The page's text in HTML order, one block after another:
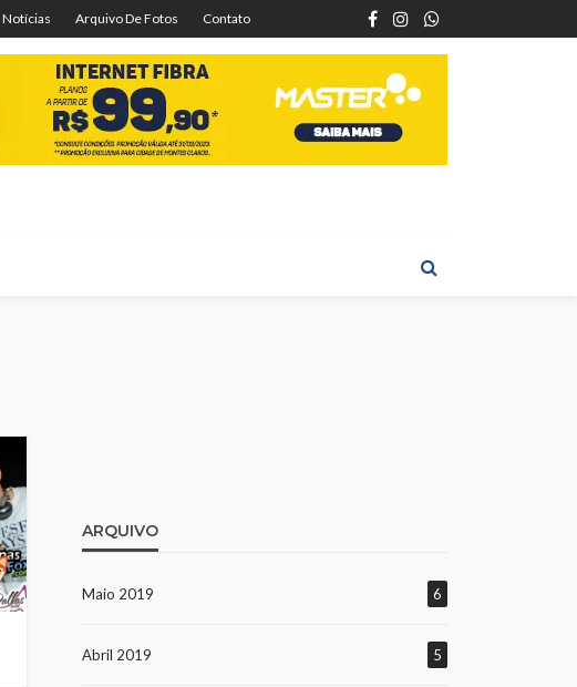
Notícias Arquivo De Fotos Contato
ARQUIVO
Maio 2019 6
Abril 2019 5